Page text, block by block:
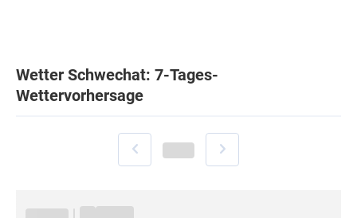
Wetter Schwechat: 7-Tages-
Wettervorhersage